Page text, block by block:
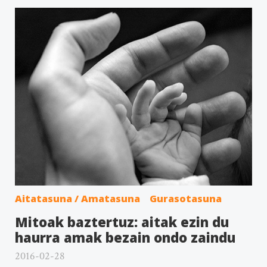
Aitatasuna / Amatasuna Gurasotasuna
Mitoak baztertuz: aitak ezin du
haurra amak bezain ondo zaindu
2016-02-28